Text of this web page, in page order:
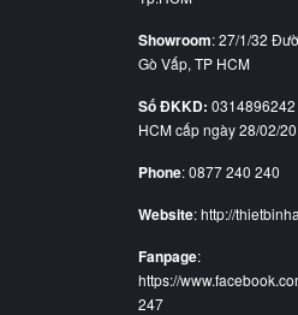
Showroom: 27/1/32
Gò Vấp, TP HCM
Số ĐKKD:
HCM cấp ngày 28/02/
Phone: 0877 240 240
Website: http://
Fanpage:
https://
247